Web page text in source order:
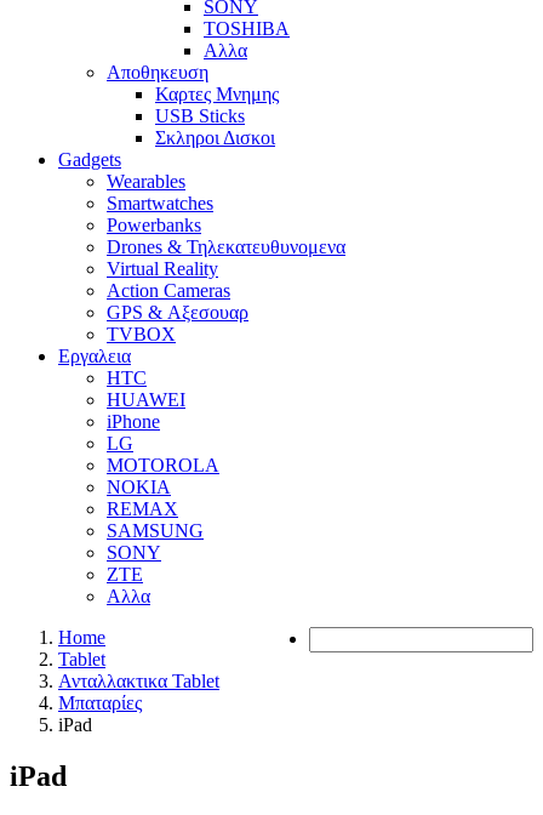
SONY
TOSHIBA
Αλλα
Αποθηκευση
Καρτες Μνημης
USB Sticks
Σκληροι Δισκοι
Gadgets
Wearables
Smartwatches
Powerbanks
Drones & Τηλεκατευθυνομενα
Virtual Reality
Action Cameras
GPS & Αξεσουαρ
TVBOX
Εργαλεια
HTC
HUAWEI
iPhone
LG
MOTOROLA
NOKIA
REMAX
SAMSUNG
SONY
ZTE
Αλλα
Home
Tablet
Ανταλλακτικα Tablet
Μπαταρίες
iPad
iPad